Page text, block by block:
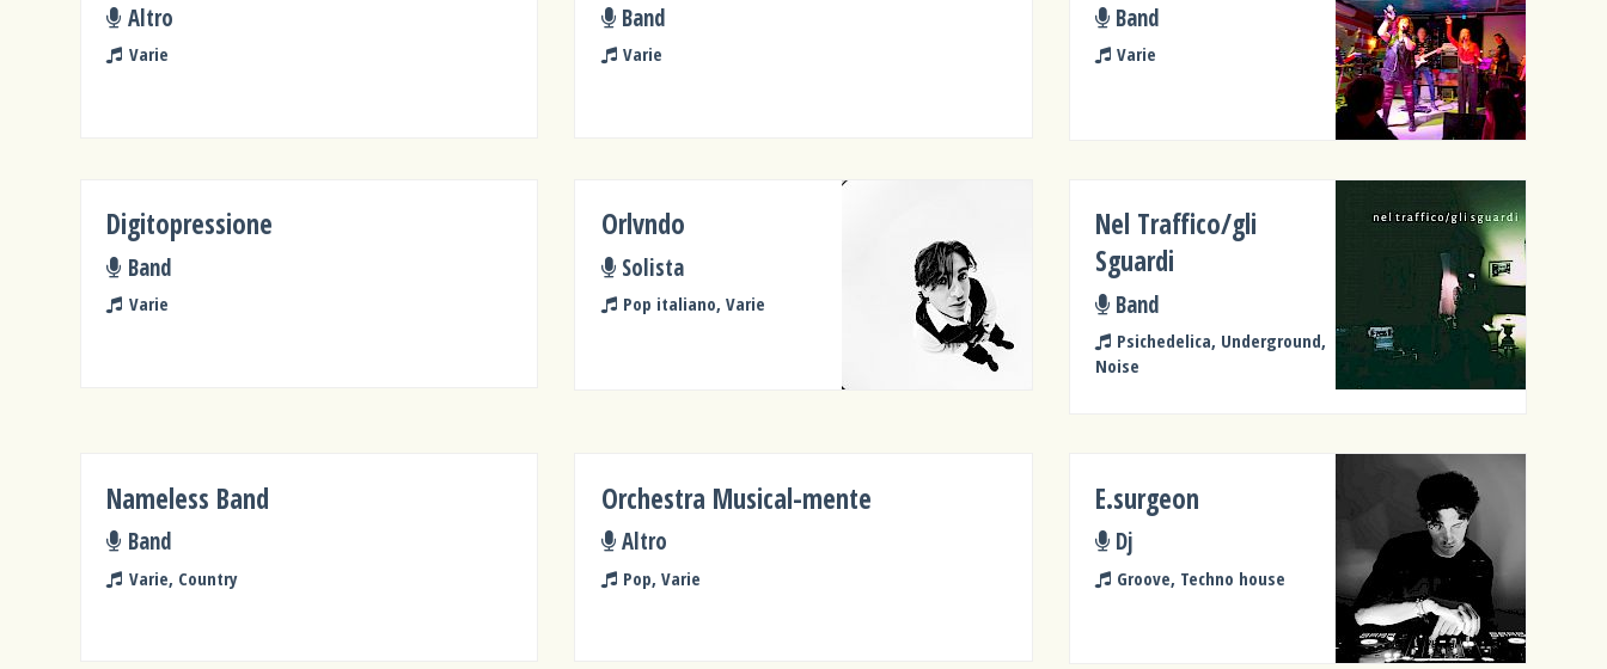
Altro
Varie
Band
Varie
Band
Varie
Digitopressione
Band
Varie
Orlvndo
Solista
Pop italiano, Varie
Nel Traffico/gli
Sguardi
Band
Psichedelica, Underground,
Noise
Nameless Band
Band
Varie, Country
Orchestra Musical-mente
Altro
Pop, Varie
E.surgeon
Dj
Groove, Techno house